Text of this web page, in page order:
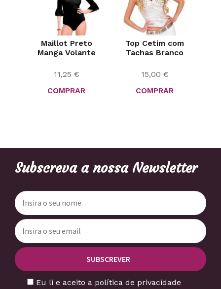
Maillot Preto
Manga Volante
11,25 €
COMPRAR
Top Cetim com
Tachas Branco
15,00 €
COMPRAR
Subscreva a nossa Newsletter
Eu li e aceito a política de privacidade